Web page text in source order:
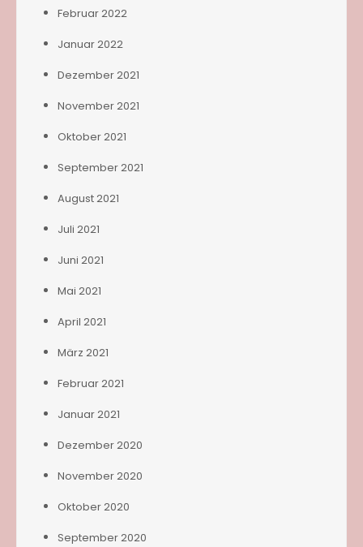
Februar 2022
Januar 2022
Dezember 2021
November 2021
Oktober 2021
September 2021
August 2021
Juli 2021
Juni 2021
Mai 2021
April 2021
März 2021
Februar 2021
Januar 2021
Dezember 2020
November 2020
Oktober 2020
September 2020